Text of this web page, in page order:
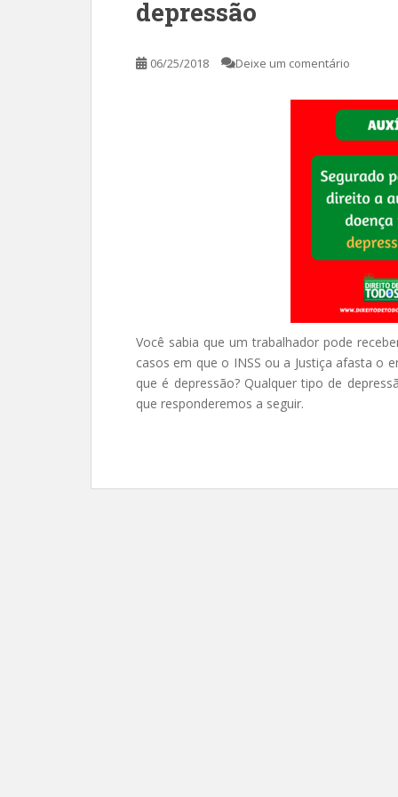
depressão
06/25/2018 Deixe um comentário
Você sabia que um trabalhador pode
casos em que o INSS ou a Justiça afasta o
que é depressão? Qualquer tipo de
que responderemos a seguir.